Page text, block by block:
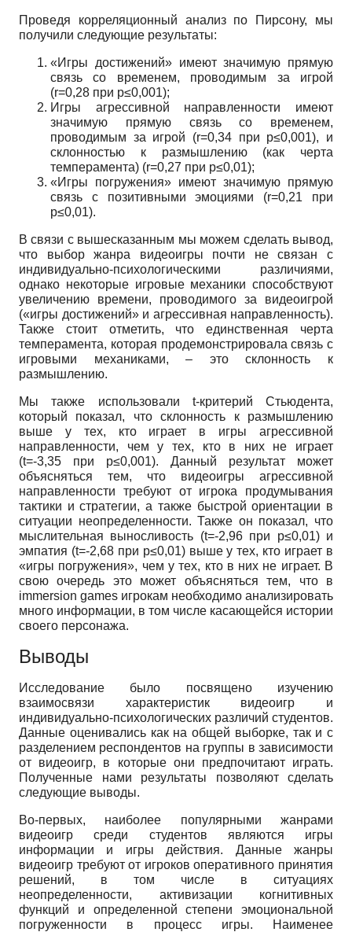
Проведя корреляционный анализ по Пирсону, мы
получили следующие результаты:
«Игры достижений» имеют значимую прямую
связь со временем, проводимым за игрой
(r=0,28 при p≤0,001);
Игры агрессивной направленности имеют
значимую прямую связь со временем,
проводимым за игрой (r=0,34 при p≤0,001), и
склонностью к размышлению (как черта
темперамента) (r=0,27 при p≤0,01);
«Игры погружения» имеют значимую прямую
связь с позитивными эмоциями (r=0,21 при
p≤0,01).
В связи с вышесказанным мы можем сделать вывод,
что выбор жанра видеоигры почти не связан с
индивидуально-психологическими различиями,
однако некоторые игровые механики способствуют
увеличению времени, проводимого за видеоигрой
(«игры достижений» и агрессивная направленность).
Также стоит отметить, что единственная черта
темперамента, которая продемонстрировала связь с
игровыми механиками, – это склонность к
размышлению.
Мы также использовали t-критерий Стьюдента,
который показал, что склонность к размышлению
выше у тех, кто играет в игры агрессивной
направленности, чем у тех, кто в них не играет
(t=-3,35 при p≤0,001). Данный результат может
объясняться тем, что видеоигры агрессивной
направленности требуют от игрока продумывания
тактики и стратегии, а также быстрой ориентации в
ситуации неопределенности. Также он показал, что
мыслительная выносливость (t=-2,96 при p≤0,01) и
эмпатия (t=-2,68 при p≤0,01) выше у тех, кто играет в
«игры погружения», чем у тех, кто в них не играет. В
свою очередь это может объясняться тем, что в
immersion games игрокам необходимо анализировать
много информации, в том числе касающейся истории
своего персонажа.
Выводы
Исследование было посвящено изучению
взаимосвязи характеристик видеоигр и
индивидуально-психологических различий студентов.
Данные оценивались как на общей выборке, так и с
разделением респондентов на группы в зависимости
от видеоигр, в которые они предпочитают играть.
Полученные нами результаты позволяют сделать
следующие выводы.
Во-первых, наиболее популярными жанрами
видеоигр среди студентов являются игры
информации и игры действия. Данные жанры
видеоигр требуют от игроков оперативного принятия
решений, в том числе в ситуациях
неопределенности, активизации когнитивных
функций и определенной степени эмоциональной
погруженности в процесс игры. Наименее